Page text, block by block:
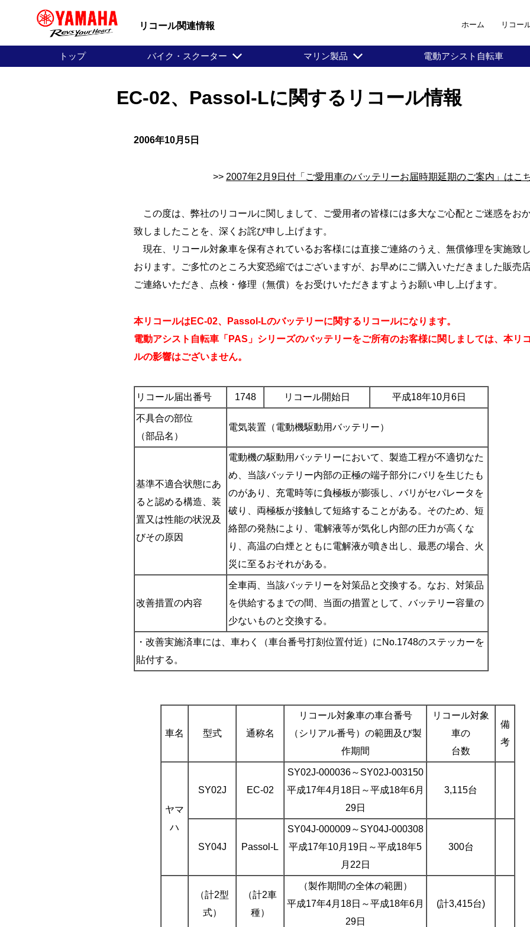
リコール関連情報 ホーム リコー
トップ バイク・スクーター マリン製品 電動アシスト自転車
EC-02、Passol-Lに関するリコール情報
2006年10月5日
>> 2007年2月9日付「ご愛用車のバッテリーお届時期延期のご案内」はこ
この度は、弊社のリコールに関しまして、ご愛用者の皆様には多大なご心配とご迷惑をお
致しましたことを、深くお詫び申し上げます。
現在、リコール対象車を保有されているお客様には直接ご連絡のうえ、無償修理を実施致
おります。ご多忙のところ大変恐縮ではございますが、お早めにご購入いただきました販売
ご連絡いただき、点検・修理（無償）をお受けいただきますようお願い申し上げます。
本リコールはEC-02、Passol-Lのバッテリーに関するリコールになります。
電動アシスト自転車「PAS」シリーズのバッテリーをご所有のお客様に関しましては、本リ
ルの影響はございません。
リコール届出番号 1748 リコール開始日 平成18年10月6日
不具合の部位
（部品名）
電気装置（電動機駆動用バッテリー）
基準不適合状態にあ
ると認める構造、装
置又は性能の状況及
びその原因
電動機の駆動用バッテリーにおいて、製造工程が不適切なた
め、当該バッテリー内部の正極の端子部分にバリを生じたも
のがあり、充電時等に負極板が膨張し、バリがセパレータを
破り、両極板が接触して短絡することがある。そのため、短
絡部の発熱により、電解液等が気化し内部の圧力が高くな
り、高温の白煙とともに電解液が噴き出し、最悪の場合、火
災に至るおそれがある。
改善措置の内容
全車両、当該バッテリーを対策品と交換する。なお、対策品
を供給するまでの間、当面の措置として、バッテリー容量の
少ないものと交換する。
・改善実施済車には、車わく（車台番号打刻位置付近）にNo.1748のステッカーを
貼付する。
車名 型式 通称名
リコール対象車の車台番号
（シリアル番号）の範囲及び製
作期間
リコール対象
車の
台数
備
考
ヤマ
ハ
SY02J EC-02
SY02J-000036～SY02J-003150
平成17年4月18日～平成18年6月
29日
3,115台
SY04J Passol-L
SY04J-000009～SY04J-000308
平成17年10月19日～平成18年5
月22日
300台
（計2型
式）
（計2車
種）
（製作期間の全体の範囲）
平成17年4月18日～平成18年6月
29日
(計3,415台)